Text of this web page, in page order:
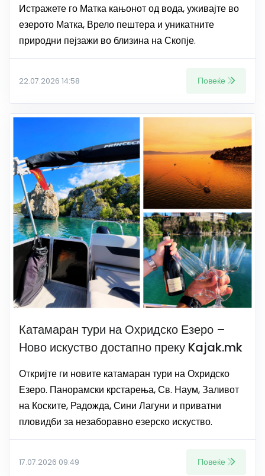
Истражете го Матка кањонот од вода, уживајте во
езерото Матка, Врело пештера и уникатните
природни пејзажи во близина на Скопје.
22.07.2026 14:58 Повеќе
Катамаран тури на Охридско Езеро –
Ново искуство достапно преку Kajak.mk
Откријте ги новите катамаран тури на Охридско
Езеро. Панорамски крстарења, Св. Наум, Заливот
на Коските, Радожда, Сини Лагуни и приватни
пловидби за незаборавно езерско искуство.
17.07.2026 09:49 Повеќе